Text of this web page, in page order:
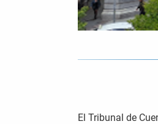
El Tribunal de